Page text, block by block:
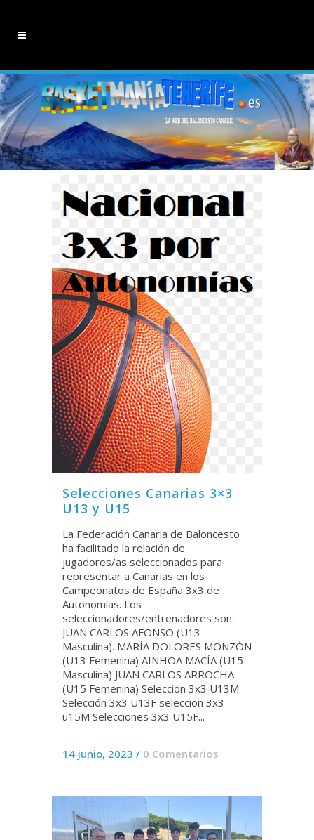
Selecciones Canarias 3×3
U13 y U15
La Federación Canaria de Baloncesto
ha facilitado la relación de
jugadores/as seleccionados para
representar a Canarias en los
Campeonatos de España 3x3 de
Autonomías. Los
seleccionadores/entrenadores son:
JUAN CARLOS AFONSO (U13
Masculina). MARÍA DOLORES MONZÓN
(U13 Femenina) AINHOA MACÍA (U15
Masculina) JUAN CARLOS ARROCHA
(U15 Femenina) Selección 3x3 U13M
Selección 3x3 U13F seleccion 3x3
u15M Selecciones 3x3 U15F...
14 junio, 2023 / 0 Comentarios